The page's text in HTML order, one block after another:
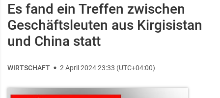
Es fand ein Treffen zwischen
Geschäftsleuten aus Kirgisistan
und China statt
WIRTSCHAFT 2 April 2024 23:33 (UTC+04:00)